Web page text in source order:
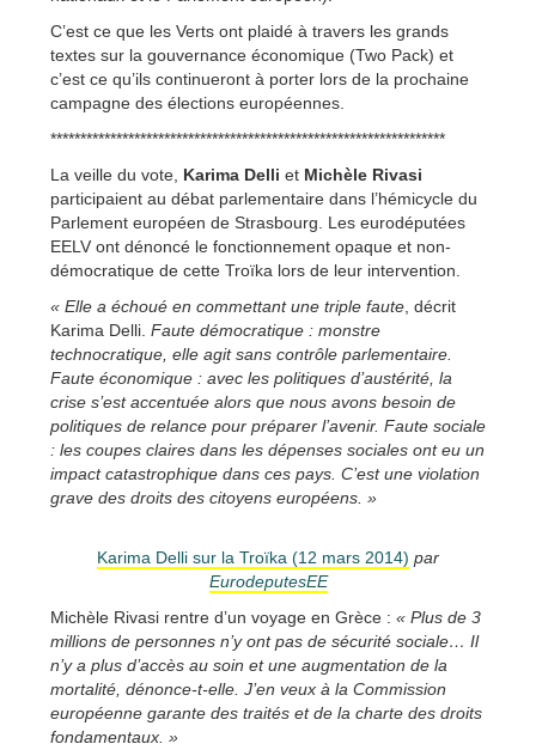
C’est ce que les Verts ont plaidé à travers les grands
textes sur la gouvernance économique (Two Pack) et
c’est ce qu’ils continueront à porter lors de la prochaine
campagne des élections européennes.
******************************************************************
La veille du vote, Karima Delli et Michèle Rivasi
participaient au débat parlementaire dans l’hémicycle du
Parlement européen de Strasbourg. Les eurodéputées
EELV ont dénoncé le fonctionnement opaque et non-
démocratique de cette Troïka lors de leur intervention.
« Elle a échoué en commettant une triple faute , décrit
Karima Delli. Faute démocratique : monstre
technocratique, elle agit sans contrôle parlementaire.
Faute économique : avec les politiques d’austérité, la
crise s’est accentuée alors que nous avons besoin de
politiques de relance pour préparer l’avenir. Faute sociale
: les coupes claires dans les dépenses sociales ont eu un
impact catastrophique dans ces pays. C’est une violation
grave des droits des citoyens européens. »
Karima Delli sur la Troïka (12 mars 2014) par
EurodeputesEE
Michèle Rivasi rentre d’un voyage en Grèce : « Plus de 3
millions de personnes n’y ont pas de sécurité sociale… Il
n’y a plus d’accès au soin et une augmentation de la
mortalité, dénonce-t-elle. J’en veux à la Commission
européenne garante des traités et de la charte des droits
fondamentaux. »